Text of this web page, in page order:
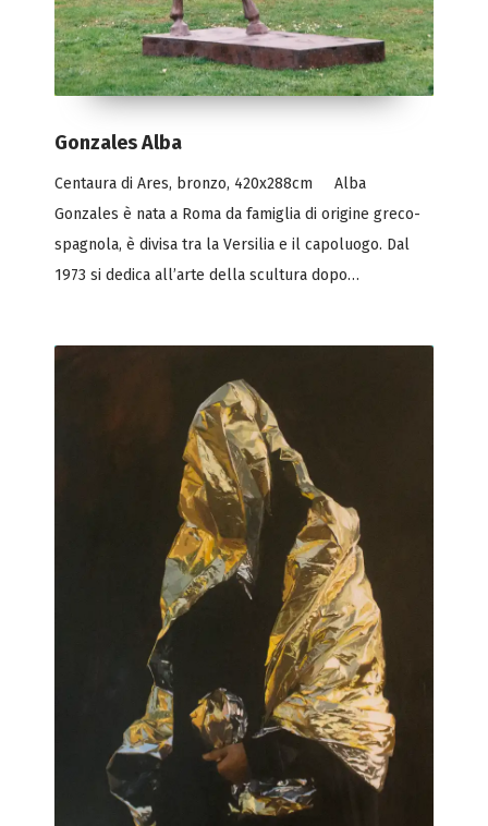
Gonzales Alba
Centaura di Ares, bronzo, 420x288cm Alba
Gonzales è nata a Roma da famiglia di origine greco-
spagnola, è divisa tra la Versilia e il capoluogo. Dal
1973 si dedica all’arte della scultura dopo…